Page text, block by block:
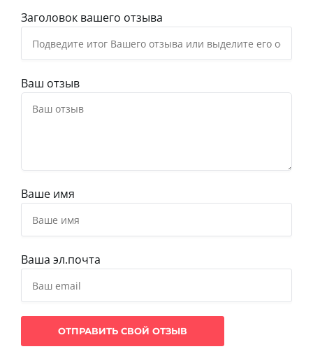
Заголовок вашего отзыва
Ваш отзыв
Ваше имя
Ваша эл.почта